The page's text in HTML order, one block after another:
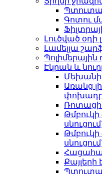
Գոտու
Լուծված
Լամելլա
Էկրան և
Առանց
Թմբուկի
Քայլերի